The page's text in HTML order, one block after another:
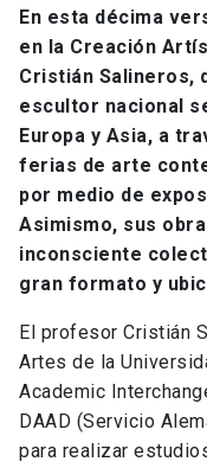
En esta décima
en la Creación
Cristián Salineros,
escultor nacional
Europa y Asia, a
ferias de arte
por medio de
Asimismo, sus
inconsciente
gran formato y
El profesor Cristián
Artes de la
Academic
DAAD (Servicio
para realizar